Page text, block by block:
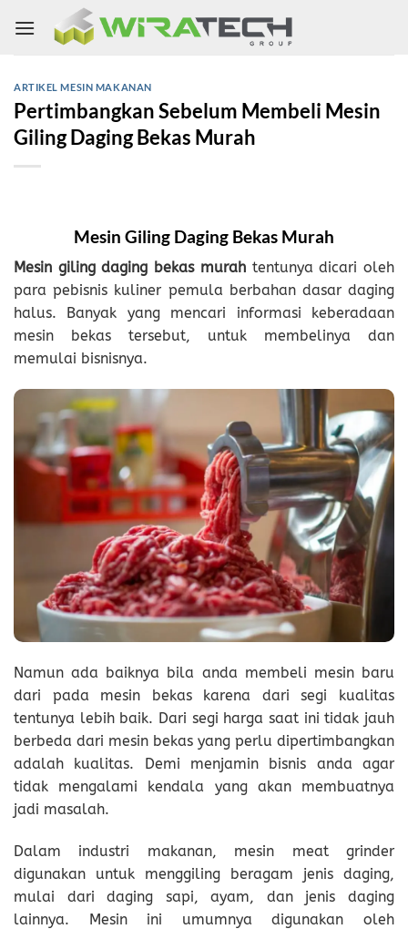
ARTIKEL MESIN MAKANAN
Pertimbangkan Sebelum Membeli Mesin
Giling Daging Bekas Murah
Mesin Giling Daging Bekas Murah
Mesin giling daging bekas murahtentunya dicari oleh
para pebisnis kuliner pemula berbahan dasar daging
halus. Banyak yang mencari informasi keberadaan
mesin bekas tersebut, untuk membelinya dan
memulai bisnisnya.
Namun ada baiknya bila anda membeli mesin baru
dari pada mesin bekas karena dari segi kualitas
tentunya lebih baik. Dari segi harga saat ini tidak jauh
berbeda dari mesin bekas yang perlu dipertimbangkan
adalah kualitas. Demi menjamin bisnis anda agar
tidak mengalami kendala yang akan membuatnya
jadi masalah.
Dalam industri makanan, mesin meat grinder
digunakan untuk menggiling beragam jenis daging,
mulai dari daging sapi, ayam, dan jenis daging
lainnya. Mesin ini umumnya digunakan oleh